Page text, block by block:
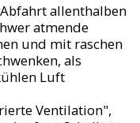
allenthalben
atmende
und mit raschen
als
Luft
Ventilation",